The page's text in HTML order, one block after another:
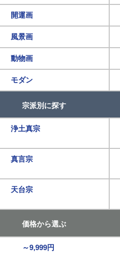
開運画
風景画
動物画
モダン
宗派別に探す
浄土真宗
真言宗
天台宗
価格から選ぶ
～9,999円